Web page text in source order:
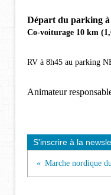
Départ du parking à
Co-voiturage 10 km (1,
RV à 8h45 au parking
Animateur
S'inscrire à la
Marche nordique